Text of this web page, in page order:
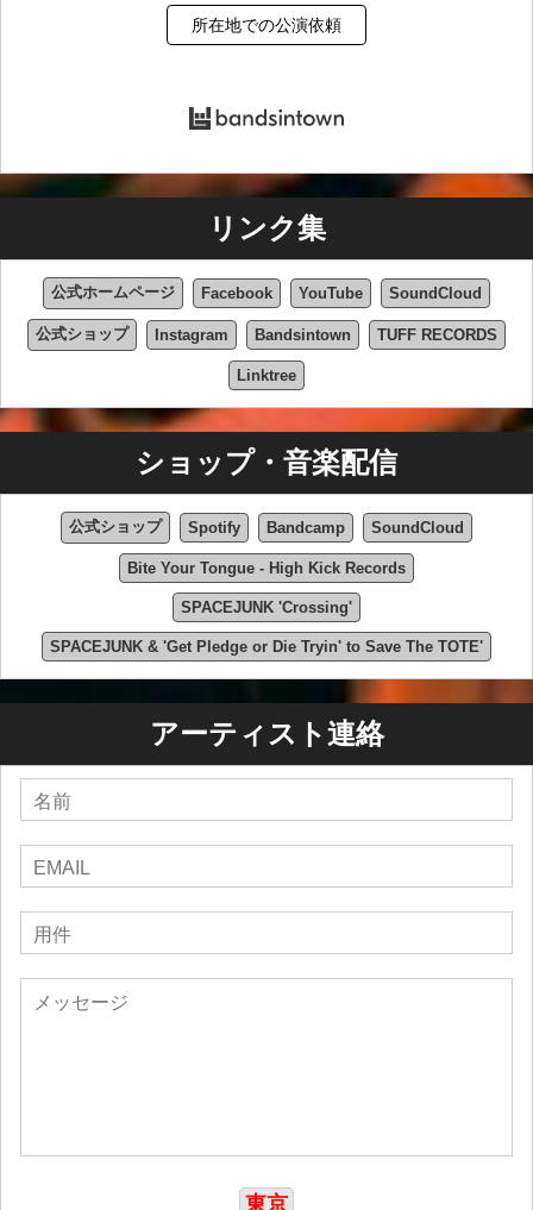
所在地での公演依頼
リンク集
公式ホームページ Facebook YouTube SoundCloud
公式ショップ Instagram Bandsintown TUFF RECORDS
Linktree
ショップ・音楽配信
公式ショップ Spotify Bandcamp SoundCloud
Bite Your Tongue - High Kick Records
SPACEJUNK 'Crossing'
SPACEJUNK & 'Get Pledge or Die Tryin' to Save The TOTE'
アーティスト連絡
東京